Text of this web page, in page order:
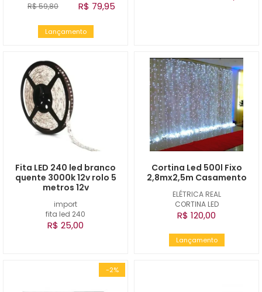
R$ 59,80 R$ 79,95
Lançamento
import
fita led 240
Fita LED 240 led branco
quente 3000k 12v rolo 5
metros 12v
R$ 25,00
ELÉTRICA REAL
CORTINA LED
Cortina Led 500l Fixo
2,8mx2,5m Casamento
R$ 120,00
Lançamento
-2%